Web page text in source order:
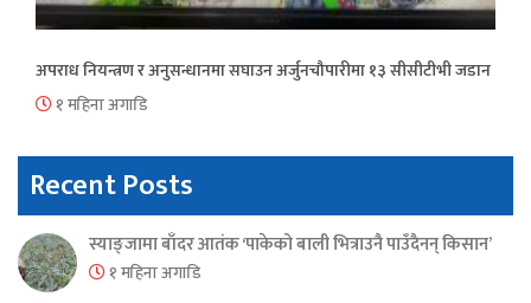
अपराध नियन्त्रण र अनुसन्धानमा सघाउन अर्जुनचौपारीमा १३ सीसीटीभी जडान
१ महिना अगाडि
Recent Posts
स्याङ्जामा बाँदर आतंक ‘पाकेको बाली भित्राउनै पाउँदैनन् किसान’
१ महिना अगाडि